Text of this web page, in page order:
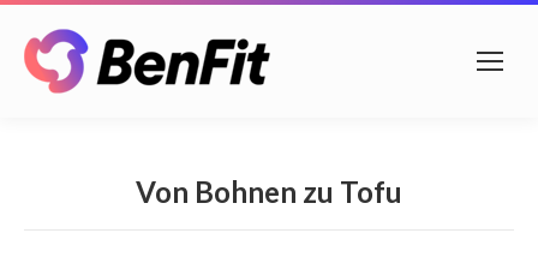
Von Bohnen zu Tofu